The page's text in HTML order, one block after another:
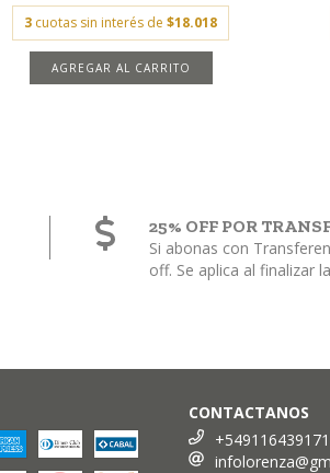
3 cuotas sin interés de$18.018
AGREGAR AL CARRITO
25% OFF POR
Si abonas con
off. Se aplica al finalizar
CONTACTANOS